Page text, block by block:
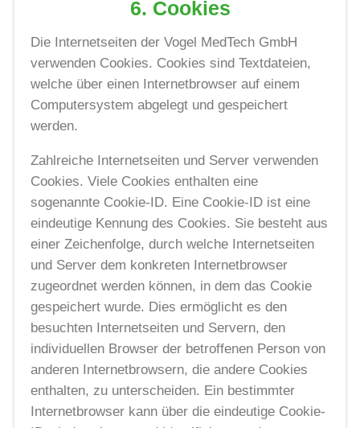
6. Cookies
Die Internetseiten der Vogel MedTech GmbH
verwenden Cookies. Cookies sind Textdateien,
welche über einen Internetbrowser auf einem
Computersystem abgelegt und gespeichert
werden.
Zahlreiche Internetseiten und Server verwenden
Cookies. Viele Cookies enthalten eine
sogenannte Cookie-ID. Eine Cookie-ID ist eine
eindeutige Kennung des Cookies. Sie besteht aus
einer Zeichenfolge, durch welche Internetseiten
und Server dem konkreten Internetbrowser
zugeordnet werden können, in dem das Cookie
gespeichert wurde. Dies ermöglicht es den
besuchten Internetseiten und Servern, den
individuellen Browser der betroffenen Person von
anderen Internetbrowsern, die andere Cookies
enthalten, zu unterscheiden. Ein bestimmter
Internetbrowser kann über die eindeutige Cookie-